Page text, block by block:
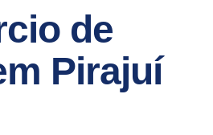
de
Pirajuí